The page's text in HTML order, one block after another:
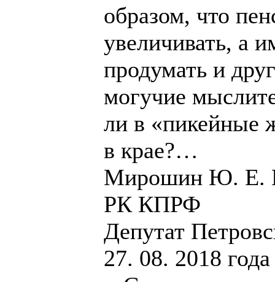
образом, что
увеличивать, а
продумать и
могучие
ли в «пикейные
в крае?…
Мирошин Ю. Е.
РК КПРФ
Депутат
27. 08. 2018 года